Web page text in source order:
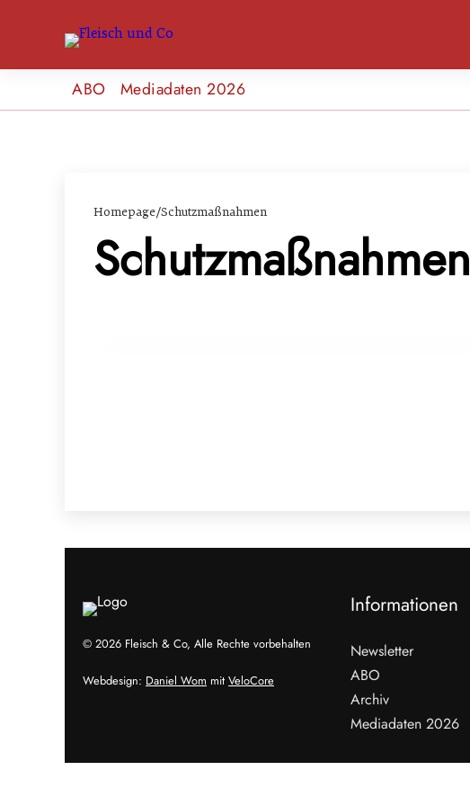
ABO Mediadaten 2026
Homepage/Schutzmaßnahmen
Schutzmaßnahmen
© 2026 Fleisch & Co, Alle Rechte vorbehalten
Webdesign: Daniel Wom mit VeloCore
Informationen
Newsletter
ABO
Archiv
Mediadaten 2026